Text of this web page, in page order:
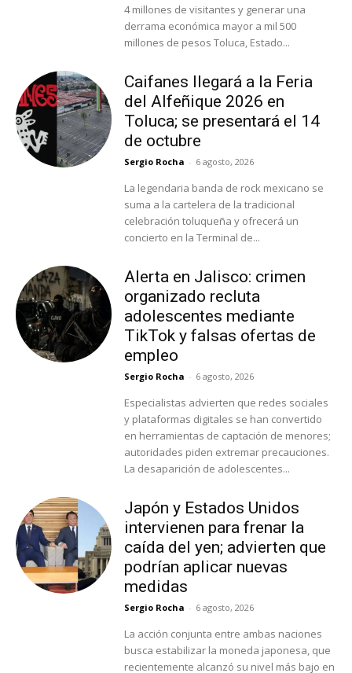
4 millones de visitantes y generar una
derrama económica mayor a mil 500
millones de pesos Toluca, Estado...
Caifanes llegará a la Feria
del Alfeñique 2026 en
Toluca; se presentará el 14
de octubre
Sergio Rocha - 6 agosto, 2026
La legendaria banda de rock mexicano se
suma a la cartelera de la tradicional
celebración toluqueña y ofrecerá un
concierto en la Terminal de...
Alerta en Jalisco: crimen
organizado recluta
adolescentes mediante
TikTok y falsas ofertas de
empleo
Sergio Rocha - 6 agosto, 2026
Especialistas advierten que redes sociales
y plataformas digitales se han convertido
en herramientas de captación de menores;
autoridades piden extremar precauciones.
La desaparición de adolescentes...
Japón y Estados Unidos
intervienen para frenar la
caída del yen; advierten que
podrían aplicar nuevas
medidas
Sergio Rocha - 6 agosto, 2026
La acción conjunta entre ambas naciones
busca estabilizar la moneda japonesa, que
recientemente alcanzó su nivel más bajo en